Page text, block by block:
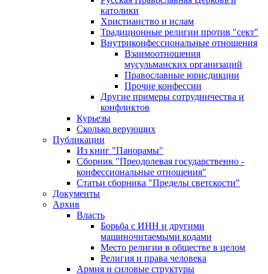
католики
Христианство и ислам
Традиционные религии против "сект"
Внутриконфессиональные отношения
Взаимоотношения
мусульманских организаций
Православные юрисдикции
Прочие конфессии
Другие примеры сотрудничества и
конфликтов
Курьезы
Сколько верующих
Публикации
Из книг "Панорамы"
Сборник "Преодолевая государственно -
конфессиональные отношения"
Статьи сборника "Пределы светскости"
Документы
Архив
Власть
Борьба с ИНН и другими
машиночитаемыми кодами
Место религии в обществе в целом
Религия и права человека
Армия и силовые структуры